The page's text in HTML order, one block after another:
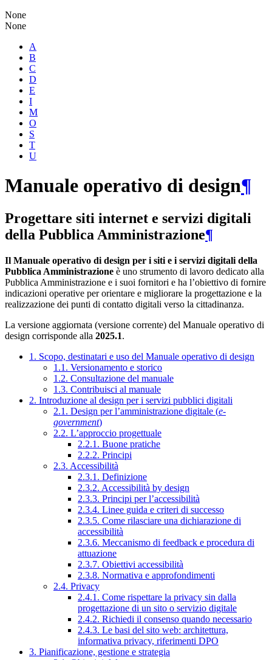
None
None
A
B
C
D
E
I
M
O
S
T
U
Manuale operativo di design¶
Progettare siti internet e servizi digitali
della Pubblica Amministrazione¶
Il Manuale operativo di design per i siti e i servizi digitali della
Pubblica Amministrazione è uno strumento di lavoro dedicato alla
Pubblica Amministrazione e i suoi fornitori e ha l’obiettivo di fornire
indicazioni operative per orientare e migliorare la progettazione e la
realizzazione dei punti di contatto digitali verso la cittadinanza.
La versione aggiornata (versione corrente) del Manuale operativo di
design corrisponde alla 2025.1.
1. Scopo, destinatari e uso del Manuale operativo di design
1.1. Versionamento e storico
1.2. Consultazione del manuale
1.3. Contribuisci al manuale
2. Introduzione al design per i servizi pubblici digitali
2.1. Design per l’amministrazione digitale (e-
government)
2.2. L’approccio progettuale
2.2.1. Buone pratiche
2.2.2. Principi
2.3. Accessibilità
2.3.1. Definizione
2.3.2. Accessibilità by design
2.3.3. Principi per l’accessibilità
2.3.4. Linee guida e criteri di successo
2.3.5. Come rilasciare una dichiarazione di
accessibilità
2.3.6. Meccanismo di feedback e procedura di
attuazione
2.3.7. Obiettivi accessibilità
2.3.8. Normativa e approfondimenti
2.4. Privacy
2.4.1. Come rispettare la privacy sin dalla
progettazione di un sito o servizio digitale
2.4.2. Richiedi il consenso quando necessario
2.4.3. Le basi del sito web: architettura,
informativa privacy, riferimenti DPO
3. Pianificazione, gestione e strategia